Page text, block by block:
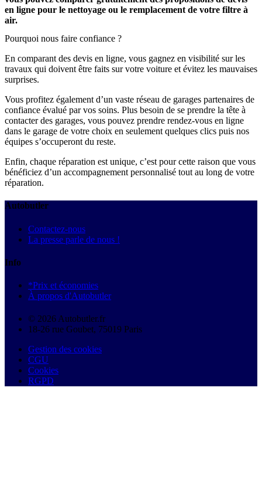
en ligne pour le nettoyage ou le remplacement de votre filtre à
air.
Pourquoi nous faire confiance ?
En comparant des devis en ligne, vous gagnez en visibilité sur les
travaux qui doivent être faits sur votre voiture et évitez les mauvaises
surprises.
Vous profitez également d’un vaste réseau de garages partenaires de
confiance évalué par vos soins. Plus besoin de se prendre la tête à
contacter des garages, vous pouvez prendre rendez-vous en ligne
dans le garage de votre choix en seulement quelques clics puis nos
équipes s’occuperont du reste.
Enfin, chaque réparation est unique, c’est pour cette raison que vous
bénéficiez d’un accompagnement personnalisé tout au long de votre
réparation.
Autobutler
Contactez-nous
La presse parle de nous !
Info
*Prix et économies
À propos d'Autobutler
© 2026 Autobutler.fr
18-26 rue Goubet, 75019 Paris
Gestion des cookies
CGU
Cookies
RGPD